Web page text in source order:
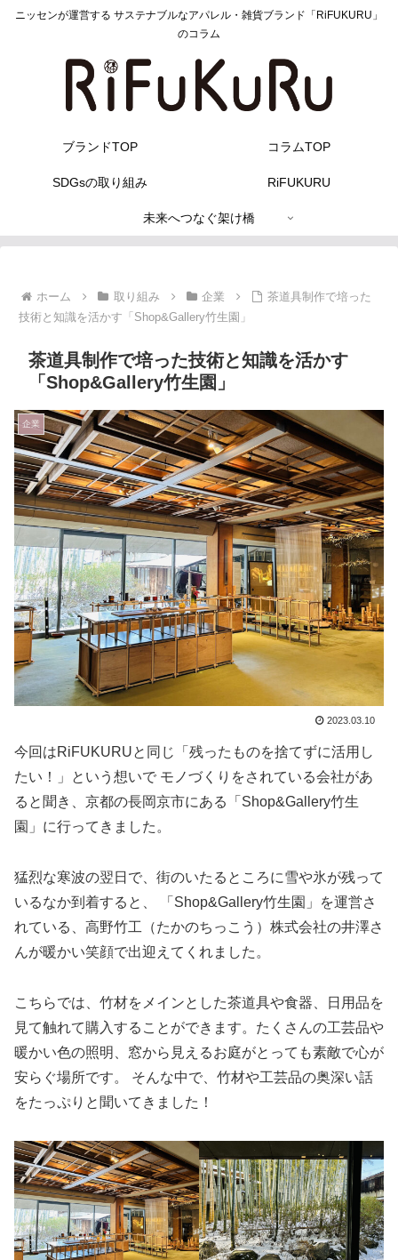
ニッセンが運営する サステナブルなアパレル・雑貨ブランド「RiFUKURU」
のコラム
ブランドTOP コラムTOP
SDGsの取り組み RiFUKURU
未来へつなぐ架け橋
ホーム 取り組み 企業
茶道具制作で培った
技術と知識を活かす「Shop&Gallery竹生園」
茶道具制作で培った技術と知識を活かす
「Shop&Gallery竹生園」
企業
2023.03.10
今回はRiFUKURUと同じ「残ったものを捨てずに活用し
たい！」という想いで モノづくりをされている会社があ
ると聞き、京都の長岡京市にある「Shop&Gallery竹生
園」に行ってきました。
猛烈な寒波の翌日で、街のいたるところに雪や氷が残って
いるなか到着すると、 「Shop&Gallery竹生園」を運営さ
れている、高野竹工（たかのちっこう）株式会社の井澤さ
んが暖かい笑顔で出迎えてくれました。
こちらでは、竹材をメインとした茶道具や食器、日用品を
見て触れて購入することができます。たくさんの工芸品や
暖かい色の照明、窓から見えるお庭がとっても素敵で心が
安らぐ場所です。 そんな中で、竹材や工芸品の奥深い話
をたっぷりと聞いてきました！